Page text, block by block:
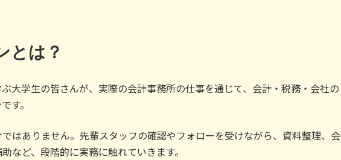
とは？
大学生の皆さんが、実際の会計事務所の仕事を通じて、会計・税務・会社の
す。
はありません。先輩スタッフの確認やフォローを受けながら、資料整理、会
など、段階的に実務に触れていきます。